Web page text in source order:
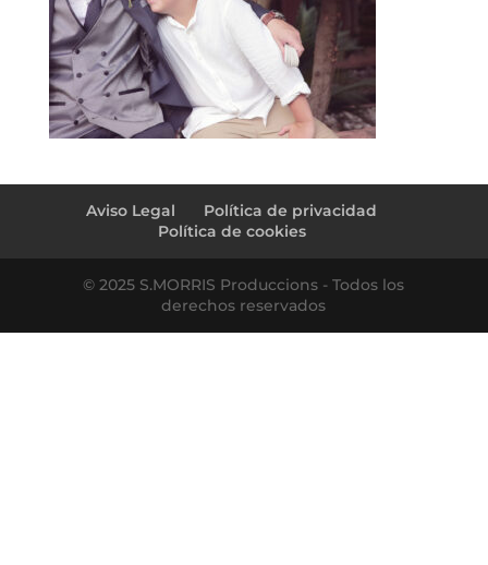
Aviso Legal
Política de privacidad
Política de cookies
© 2025 S.MORRIS Produccions - Todos los
derechos reservados